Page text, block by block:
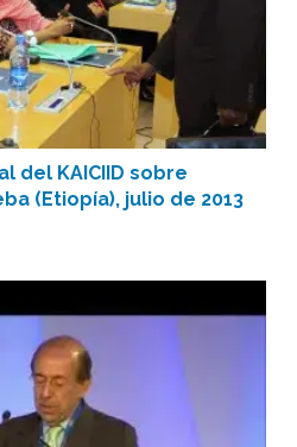
del KAICIID sobre
(Etiopía), julio de 2013